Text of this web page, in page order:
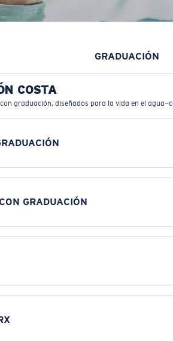
GRADUACIÓN
COSTA
graduación, diseñados para la vida en el
GRADUACIÓN